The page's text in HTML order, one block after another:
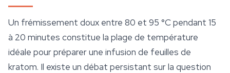
Un frémissement doux entre 80 et 95 °C pendant 15
à 20 minutes constitue la plage de température
idéale pour préparer une infusion de feuilles de
kratom. Il existe un débat persistant sur la question